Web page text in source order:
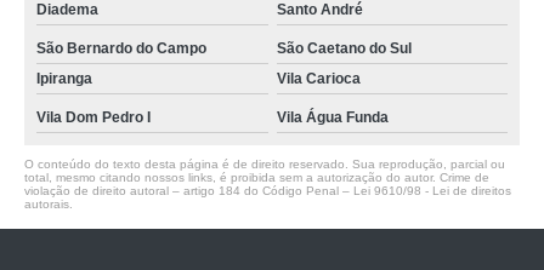
Diadema Santo André
São Bernardo do Campo
São Caetano do Sul
Ipiranga
Vila Carioca
Vila Dom Pedro I Vila Água Funda
O conteúdo do texto desta página é de direito reservado. Sua reprodução, parcial ou
total, mesmo citando nossos links, é proibida sem a autorização do autor. Crime de
violação de direito autoral – artigo 184 do Código Penal – Lei 9610/98 - Lei de direitos
autorais